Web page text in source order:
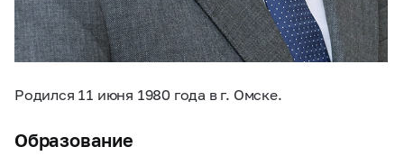
Родился 11 июня 1980 года в г. Омске.
Образование